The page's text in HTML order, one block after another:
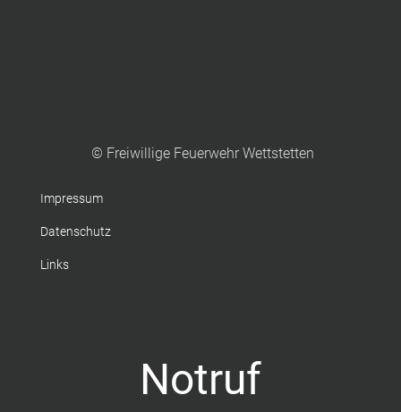
© Freiwillige Feuerwehr Wettstetten
Impressum
Datenschutz
Links
Notruf